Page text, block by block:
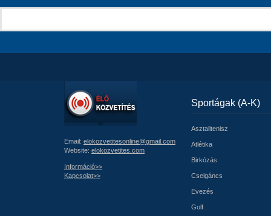
Email: elokozvetitesonline@gmail.com
Website: elokozvetites.com
Információ>>
Kapcsolat>>
Sportágak (A-K)
Asztalitenisz
Atlétika
Birkózás
Cselgáncs
Evezés
Golf